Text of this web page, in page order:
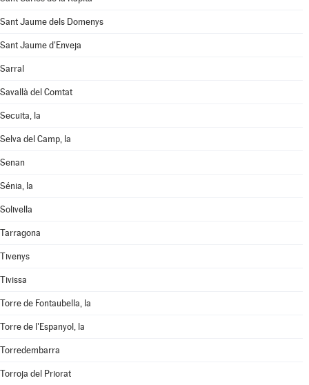
Sant Jaume dels Domenys
Sant Jaume d'Enveja
Sarral
Savallà del Comtat
Secuita, la
Selva del Camp, la
Senan
Sénia, la
Solivella
Tarragona
Tivenys
Tivissa
Torre de Fontaubella, la
Torre de l'Espanyol, la
Torredembarra
Torroja del Priorat